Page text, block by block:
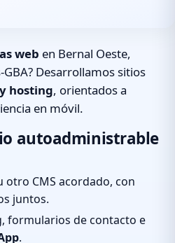
web en Bernal Oeste,
Desarrollamos sitios
y hosting, orientados a
en móvil.
autoadministrable
otro CMS acordado, con
juntos.
formularios de contacto e
.